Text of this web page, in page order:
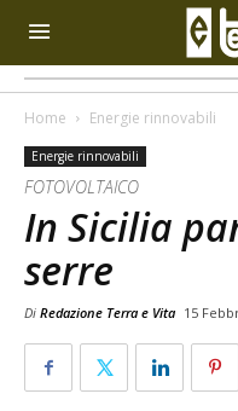
Home Energie rinnovabili
Energie rinnovabili
FOTOVOLTAICO
In Sicilia
serre
Di Redazione Terra e Vita 15